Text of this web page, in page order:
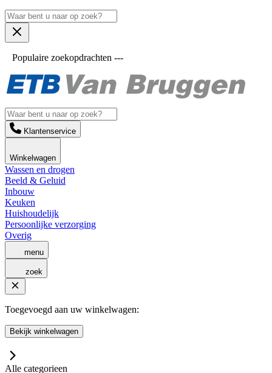
Populaire zoekopdrachten ---
Klantenservice
Winkelwagen
Wassen en drogen
Beeld & Geluid
Inbouw
Keuken
Huishoudelijk
Persoonlijke verzorging
Overig
menu
zoek
Toegevoegd aan uw winkelwagen:
Bekijk winkelwagen
Alle categorieen